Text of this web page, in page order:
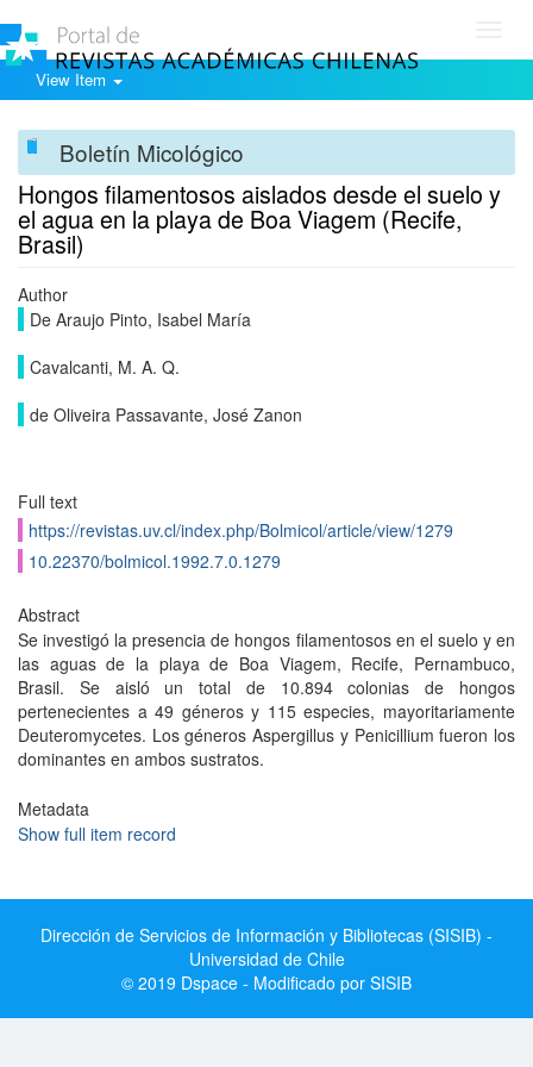
View Item
Boletín Micológico
Hongos filamentosos aislados desde el suelo y
el agua en la playa de Boa Viagem (Recife,
Brasil)
Author
De Araujo Pinto, Isabel María
Cavalcanti, M. A. Q.
de Oliveira Passavante, José Zanon
Full text
https://revistas.uv.cl/index.php/Bolmicol/article/view/1279
10.22370/bolmicol.1992.7.0.1279
Abstract
Se investigó la presencia de hongos filamentosos en el suelo y en
las aguas de la playa de Boa Viagem, Recife, Pernambuco,
Brasil. Se aisló un total de 10.894 colonias de hongos
pertenecientes a 49 géneros y 115 especies, mayoritariamente
Deuteromycetes. Los géneros Aspergillus y Penicillium fueron los
dominantes en ambos sustratos.
Metadata
Show full item record
Dirección de Servicios de Información y Bibliotecas (SISIB) -
Universidad de Chile
© 2019 Dspace - Modificado por SISIB